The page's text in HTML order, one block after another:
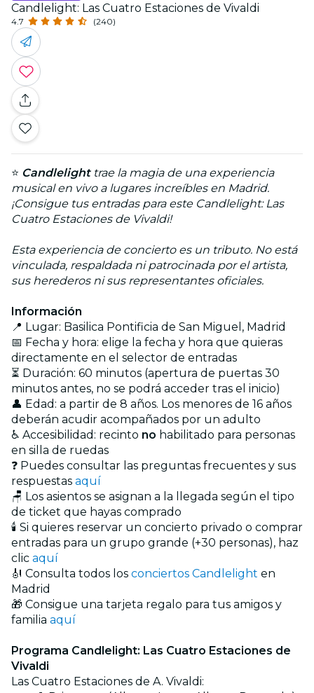
Candlelight: Las Cuatro Estaciones de Vivaldi
4.7 (240)
⭐ Candlelighttrae la magia de una experiencia
musical en vivo a lugares increíbles en Madrid.
¡Consigue tus entradas para este Candlelight: Las
Cuatro Estaciones de Vivaldi!
Esta experiencia de concierto es un tributo. No está
vinculada, respaldada ni patrocinada por el artista,
sus herederos ni sus representantes oficiales.
Información
📍 Lugar: Basilica Pontificia de San Miguel, Madrid
📅 Fecha y hora: elige la fecha y hora que quieras
directamente en el selector de entradas
⏳ Duración: 60 minutos (apertura de puertas 30
minutos antes, no se podrá acceder tras el inicio)
👤 Edad: a partir de 8 años. Los menores de 16 años
deberán acudir acompañados por un adulto
♿ Accesibilidad: recinto no habilitado para personas
en silla de ruedas
❓ Puedes consultar las preguntas frecuentes y sus
respuestas aquí
🪑 Los asientos se asignan a la llegada según el tipo
de ticket que hayas comprado
🕯️ Si quieres reservar un concierto privado o comprar
entradas para un grupo grande (+30 personas), haz
clic aquí
🎻 Consulta todos los conciertos Candlelight en
Madrid
🎁 Consigue una tarjeta regalo para tus amigos y
familia aquí
Programa Candlelight: Las Cuatro Estaciones de
Vivaldi
Las Cuatro Estaciones de A. Vivaldi: